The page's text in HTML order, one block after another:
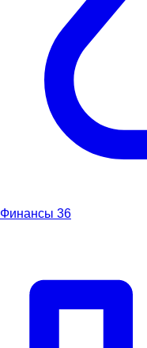
Финансы 36